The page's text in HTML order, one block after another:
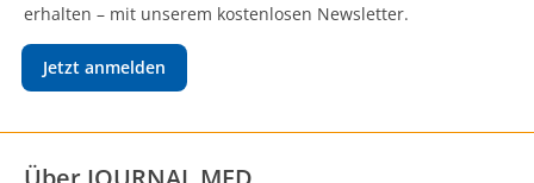
erhalten – mit unserem kostenlosen Newsletter.
Jetzt anmelden